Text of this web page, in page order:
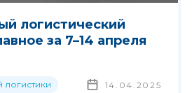
логистический
за 7–14 апреля
логистики 14.04.2025